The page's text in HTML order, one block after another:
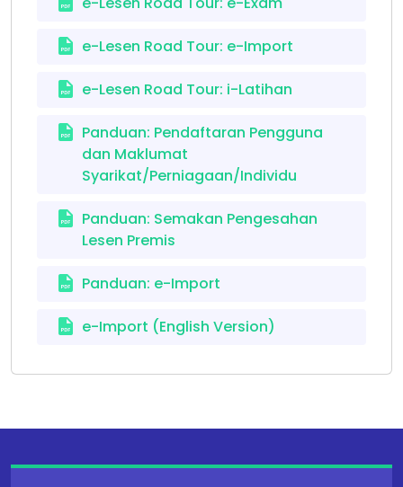
e-Lesen Road Tour: e-Import
e-Lesen Road Tour: i-Latihan
Panduan: Pendaftaran Pengguna
dan Maklumat
Syarikat/Perniagaan/Individu
Panduan: Semakan Pengesahan
Lesen Premis
Panduan: e-Import
e-Import (English Version)